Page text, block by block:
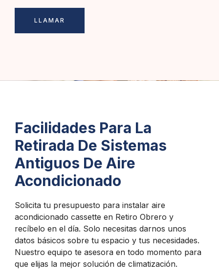
LLAMAR
Facilidades Para La
Retirada De Sistemas
Antiguos De Aire
Acondicionado
Solicita tu presupuesto para instalar aire
acondicionado cassette en Retiro Obrero y
recíbelo en el día. Solo necesitas darnos unos
datos básicos sobre tu espacio y tus necesidades.
Nuestro equipo te asesora en todo momento para
que elijas la mejor solución de climatización.